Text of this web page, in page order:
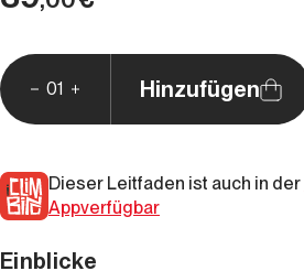
01 Hinzufügen
Dieser Leitfaden ist auch in der
Appverfügbar
Einblicke